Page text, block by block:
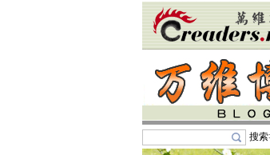
搜索